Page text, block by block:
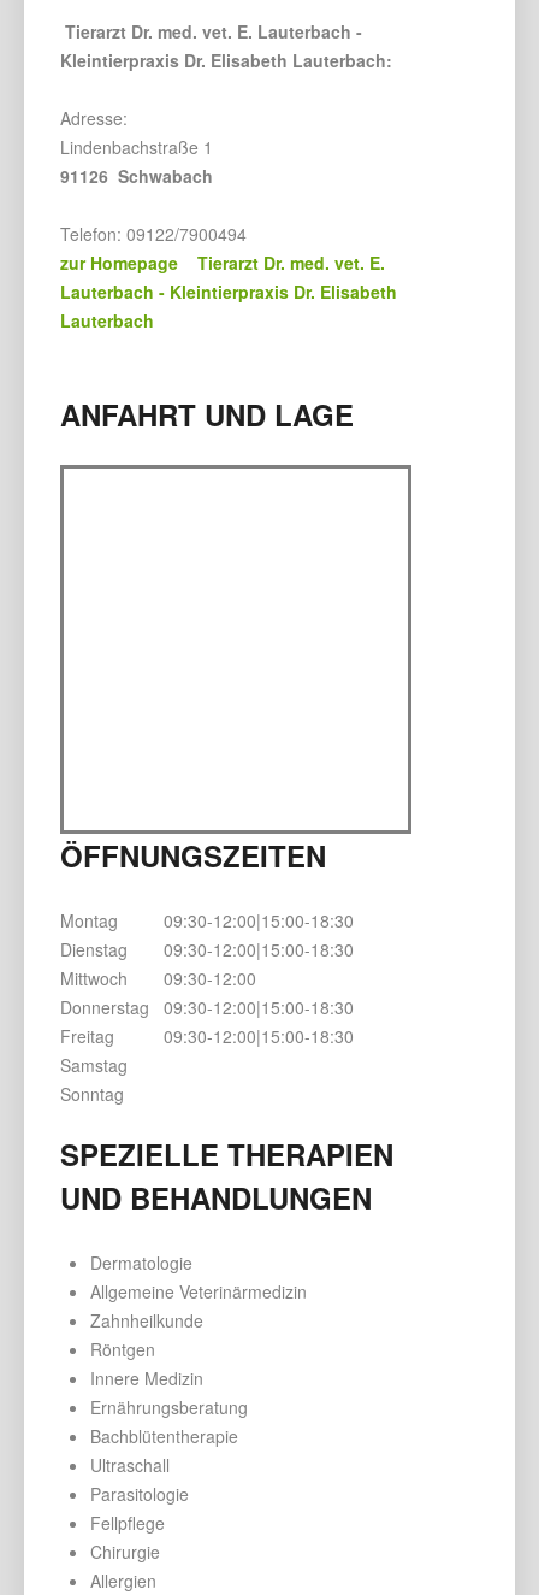
Tierarzt Dr. med. vet. E. Lauterbach -
Kleintierpraxis Dr. Elisabeth Lauterbach:
Adresse:
Lindenbachstraße 1
91126 Schwabach
Telefon: 09122/7900494
zur Homepage Tierarzt Dr. med. vet. E.
Lauterbach - Kleintierpraxis Dr. Elisabeth
Lauterbach
ANFAHRT UND LAGE
ÖFFNUNGSZEITEN
Montag
09:30-12:00|15:00-18:30
Dienstag
09:30-12:00|15:00-18:30
Mittwoch
09:30-12:00
Donnerstag
09:30-12:00|15:00-18:30
Freitag
09:30-12:00|15:00-18:30
Samstag
Sonntag
SPEZIELLE THERAPIEN
UND BEHANDLUNGEN
Dermatologie
Allgemeine Veterinärmedizin
Zahnheilkunde
Röntgen
Innere Medizin
Ernährungsberatung
Bachblütentherapie
Ultraschall
Parasitologie
Fellpflege
Chirurgie
Allergien